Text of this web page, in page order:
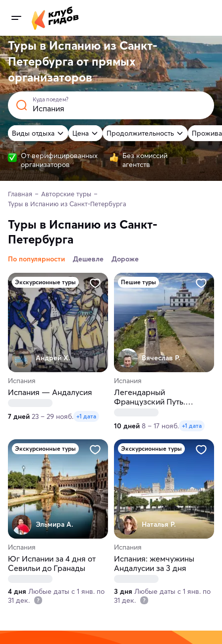
Туры в Испанию из Санкт-
Петербурга отпрямых
организаторов
Куда поедем?
Виды отдыха Цена Продолжительность
От верифицированных
организаторов
Без комиссий
агентств
Главная
Авторские туры
Туры в Испанию из Санкт-Петербурга
Туры в Испанию из Санкт-
Петербурга
По популярности Дешевле Дороже
Экскурсионные туры
Андрей Х.
Испания
Испания — Андалусия
7 дней 23 – 29 нояб. +1 дата
Пешие туры
Вячеслав Р.
Испания
Легендарный
Французский Путь.
10 дней 8 – 17 нояб. +1 дата
Экскурсионные туры
Эльмира А.
Испания
Юг Испании за 4 дня от
Севильи до Гранады
4 дня Любые даты с 1 янв. по
31 дек.
Экскурсионные туры
Наталья Р.
Испания
Испания: жемчужины
Андалусии за 3 дня
3 дня Любые даты с 1 янв. по
31 дек.